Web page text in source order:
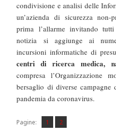
condivisione e analisi delle
un’azienda di sicurezza
prima l’allarme invitando
notizia si aggiunge ai
incursioni informatiche di
centri di ricerca medica,
compresa l’Organizzazione
bersaglio di diverse
pandemia da coronavirus.
Pagine: Pagina
1 ,
Pagina
2